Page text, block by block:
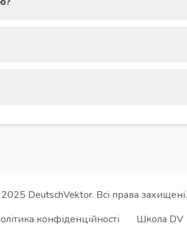
DeutschVektor. Всі права захищені.
конфіденційності
Школа DV